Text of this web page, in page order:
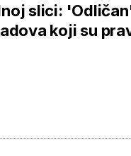
slici:
koji su